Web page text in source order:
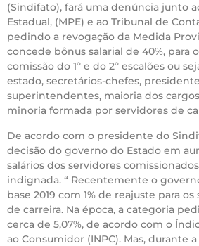
(Sindifato), fará uma denúncia junto
Estadual, (MPE) e ao Tribunal de
pedindo a revogação da Medida
concede bônus salarial de 40%, para
comissão do 1º e do 2º escalões ou
estado, secretários-chefes,
superintendentes, maioria dos
minoria formada por servidores de
De acordo com o presidente do
decisão do governo do Estado em
salários dos servidores
indignada. “ Recentemente o
base 2019 com 1% de reajuste para
de carreira. Na época, a categoria
cerca de 5,07%, de acordo com o
ao Consumidor (INPC). Mas, durante